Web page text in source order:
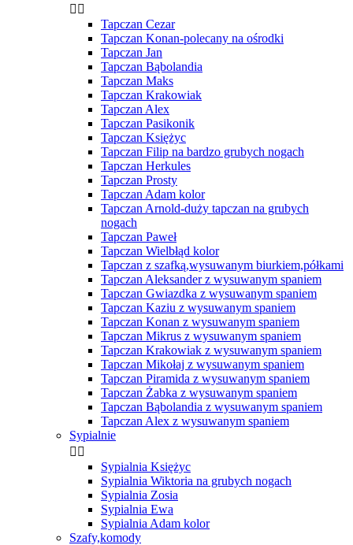
 
Tapczan Cezar
Tapczan Konan-polecany na ośrodki
Tapczan Jan
Tapczan Bąbolandia
Tapczan Maks
Tapczan Krakowiak
Tapczan Alex
Tapczan Pasikonik
Tapczan Księżyc
Tapczan Filip na bardzo grubych nogach
Tapczan Herkules
Tapczan Prosty
Tapczan Adam kolor
Tapczan Arnold-duży tapczan na grubych
nogach
Tapczan Paweł
Tapczan Wielbłąd kolor
Tapczan z szafką,wysuwanym biurkiem,półkami
Tapczan Aleksander z wysuwanym spaniem
Tapczan Gwiazdka z wysuwanym spaniem
Tapczan Kaziu z wysuwanym spaniem
Tapczan Konan z wysuwanym spaniem
Tapczan Mikrus z wysuwanym spaniem
Tapczan Krakowiak z wysuwanym spaniem
Tapczan Mikołaj z wysuwanym spaniem
Tapczan Piramida z wysuwanym spaniem
Tapczan Żabka z wysuwanym spaniem
Tapczan Bąbolandia z wysuwanym spaniem
Tapczan Alex z wysuwanym spaniem
Sypialnie
 
Sypialnia Księżyc
Sypialnia Wiktoria na grubych nogach
Sypialnia Zosia
Sypialnia Ewa
Sypialnia Adam kolor
Szafy,komody